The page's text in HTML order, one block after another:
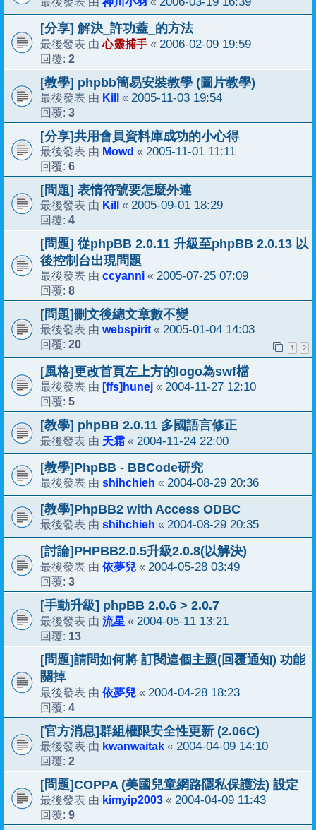
[分享] 解決_許功蓋_的方法
最後發表 由心靈捕手 « 2006-02-09 19:59
回覆: 2
[教學] phpbb簡易安裝教學 (圖片教學)
最後發表 由 Kill « 2005-11-03 19:54
回覆: 3
[分享]共用會員資料庫成功的小心得
最後發表 由 Mowd « 2005-11-01 11:11
回覆: 6
[問題] 表情符號要怎麼外連
最後發表 由 Kill « 2005-09-01 18:29
回覆: 4
[問題] 從phpBB 2.0.11 升級至phpBB 2.0.13 以
後控制台出現問題
最後發表 由 ccyanni « 2005-07-25 07:09
回覆: 8
[問題]刪文後總文章數不變
最後發表 由 webspirit « 2005-01-04 14:03
回覆: 20 1 2
[風格]更改首頁左上方的logo為swf檔
最後發表 由 [ffs]hunej « 2004-11-27 12:10
回覆: 5
[教學] phpBB 2.0.11 多國語言修正
最後發表 由 天霜 « 2004-11-24 22:00
[教學]PhpBB - BBCode研究
最後發表 由 shihchieh « 2004-08-29 20:36
[教學]PhpBB2 with Access ODBC
最後發表 由 shihchieh « 2004-08-29 20:35
[討論]PHPBB2.0.5升級2.0.8(以解決)
最後發表 由 依夢兒 « 2004-05-28 03:49
回覆: 3
[手動升級] phpBB 2.0.6 > 2.0.7
最後發表 由 流星 « 2004-05-11 13:21
回覆: 13
[問題]請問如何將 訂閱這個主題(回覆通知) 功能
關掉
最後發表 由 依夢兒 « 2004-04-28 18:23
回覆: 4
[官方消息]群組權限安全性更新 (2.06C)
最後發表 由 kwanwaitak « 2004-04-09 14:10
回覆: 2
[問題]COPPA (美國兒童網路隱私保護法) 設定
最後發表 由 kimyip2003 « 2004-04-09 11:43
回覆: 9